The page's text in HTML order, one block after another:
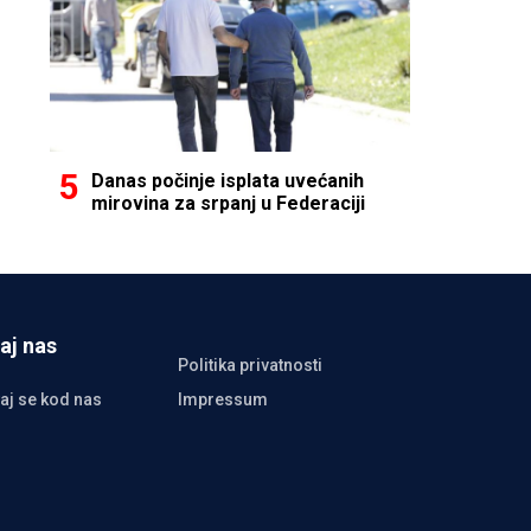
Danas počinje isplata uvećanih
mirovina za srpanj u Federaciji
nas
Politika privatnosti
se kod nas
Impressum